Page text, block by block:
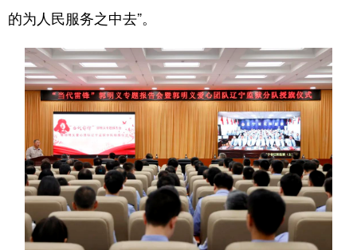
四川 贵州 云南 西藏
陕西 甘肃 青海 宁夏
新疆 内蒙古 黑龙江
多语种频道
English Español Français عربى
的为人民服务之中去”。